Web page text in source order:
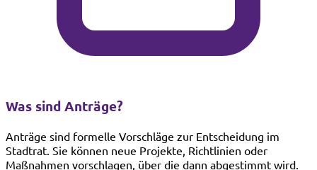
Was sind Anträge?
Anträge sind formelle Vorschläge zur Entscheidung im
Stadtrat. Sie können neue Projekte, Richtlinien oder
Maßnahmen vorschlagen, über die dann abgestimmt wird.